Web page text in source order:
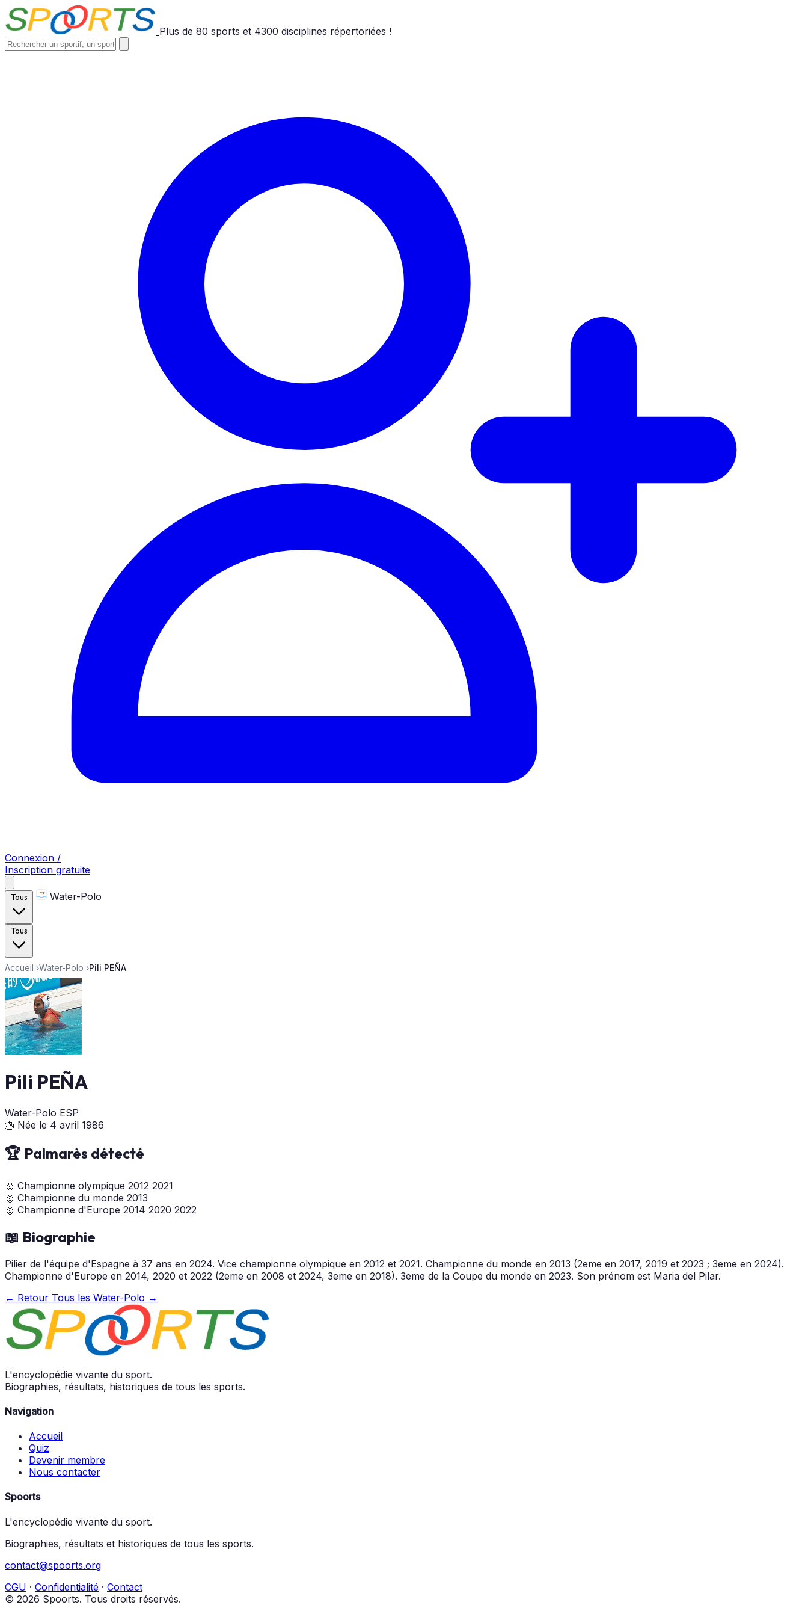
Plus de 80 sports et 4300 disciplines répertoriées !
Connexion /
Inscription gratuite
Tous Water-Polo
Tous
Accueil ›Water-Polo ›Pili PEÑA
Pili PEÑA
Water-Polo ESP
🎂 Née le 4 avril 1986
🏆 Palmarès détecté
🥇 Championne olympique 2012 2021
🥇 Championne du monde 2013
🥇 Championne d'Europe 2014 2020 2022
📖 Biographie
Pilier de l'équipe d'Espagne à 37 ans en 2024. Vice championne olympique en 2012 et 2021. Championne du monde en 2013 (2eme en 2017, 2019 et 2023 ; 3eme en 2024).
Championne d'Europe en 2014, 2020 et 2022 (2eme en 2008 et 2024, 3eme en 2018). 3eme de la Coupe du monde en 2023. Son prénom est Maria del Pilar.
← Retour Tous les Water-Polo →
L'encyclopédie vivante du sport.
Biographies, résultats, historiques de tous les sports.
Navigation
Accueil
Quiz
Devenir membre
Nous contacter
Spoorts
L'encyclopédie vivante du sport.
Biographies, résultats et historiques de tous les sports.
contact@spoorts.org
CGU · Confidentialité · Contact
© 2026 Spoorts. Tous droits réservés.